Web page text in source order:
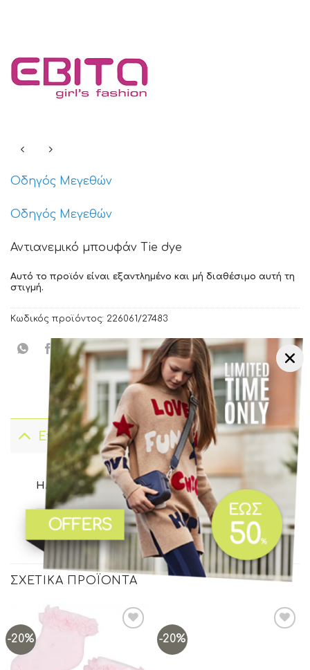
Οδηγός Μεγεθών
Οδηγός Μεγεθών
Αντιανεμικό μπουφάν Tie dye
Αυτό το προϊόν είναι εξαντλημένο και μή διαθέσιμο αυτή τη
στιγμή.
Κωδικός προϊόντος: 226061/27483
Επιπλέον πληροφορίες
ΗΛΙΚΊΑ 06 ετών ,08 ετών ,10 ετών,12 ετών
14 ετών ,16 ετών
ΧΡΏΜΑ Λιλά
ΣΧΕΤΙΚΆ ΠΡΟΪΌΝΤΑ
-20% -20%